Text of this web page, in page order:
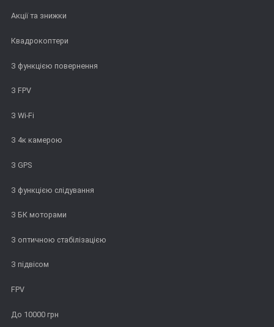
Акції та знижки
Квадрокоптери
З функцією повернення
З FPV
З Wi-Fi
З 4к камерою
З GPS
З функцією слідування
З БК моторами
З оптичною стабілізацією
З підвісом
FPV
До 10000 грн